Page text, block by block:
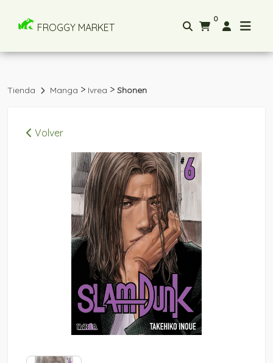
FROGGY MARKET
0
Tienda Manga > Ivrea > Shonen
Volver